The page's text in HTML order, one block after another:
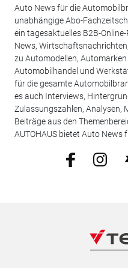
Auto News für die
unabhängige Abo-
ein tagesaktuelles B2B-
News,
zu Automodellen,
Automobilhandel und
für die gesamte
es auch Interviews,
Zulassungszahlen, Analysen,
Beiträge aus den
AUTOHAUS bietet Auto News